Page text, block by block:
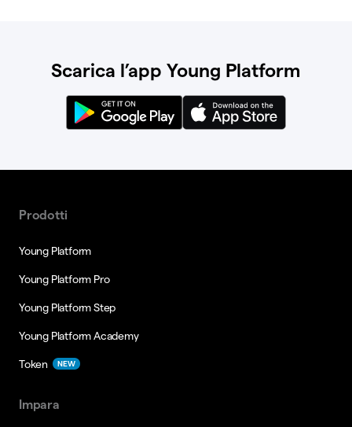
Scarica l’app Young Platform
Prodotti
Young Platform
Young Platform Pro
Young Platform Step
Young Platform Academy
Token NEW
Impara